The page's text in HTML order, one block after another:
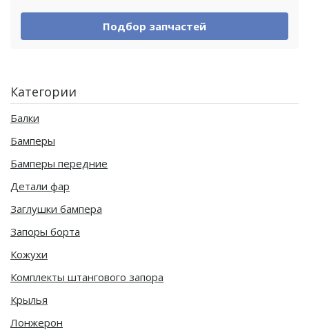
Подбор запчастей
Категории
Балки
Бамперы
Бамперы передние
Детали фар
Заглушки бампера
Запоры борта
Кожухи
Комплекты штангового запора
Крылья
Лонжерон